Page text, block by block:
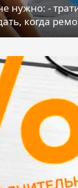
нужно: -
когда